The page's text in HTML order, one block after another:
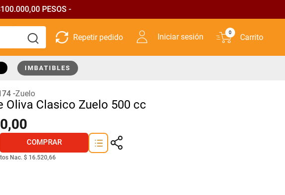
PESOS -
Iniciar sesión 0
IMBATIBLES
Zuelo
Oliva Clasico Zuelo 500 cc
,00
COMPRAR
Nac. $ 16.520,66